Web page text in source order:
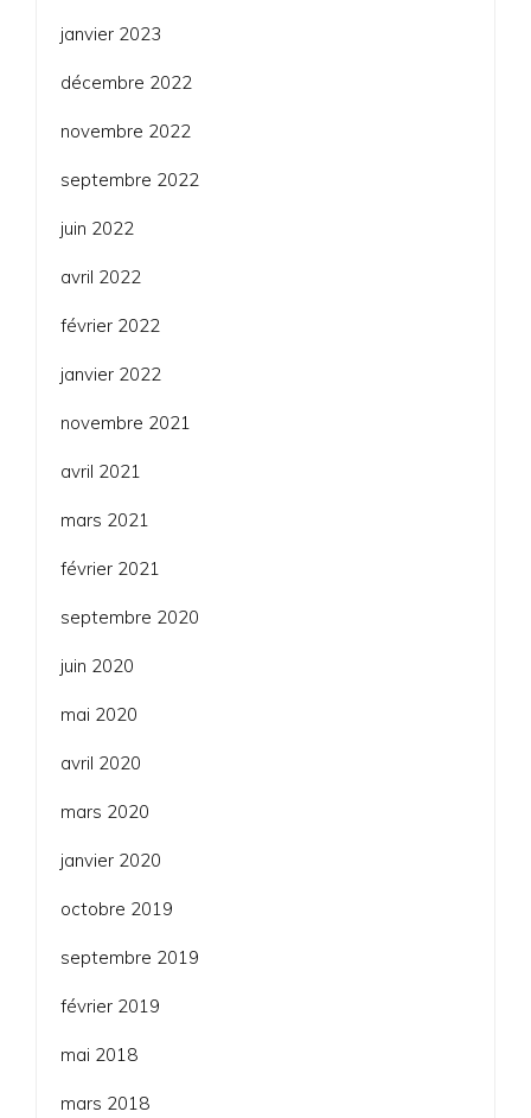
janvier 2023
décembre 2022
novembre 2022
septembre 2022
juin 2022
avril 2022
février 2022
janvier 2022
novembre 2021
avril 2021
mars 2021
février 2021
septembre 2020
juin 2020
mai 2020
avril 2020
mars 2020
janvier 2020
octobre 2019
septembre 2019
février 2019
mai 2018
mars 2018